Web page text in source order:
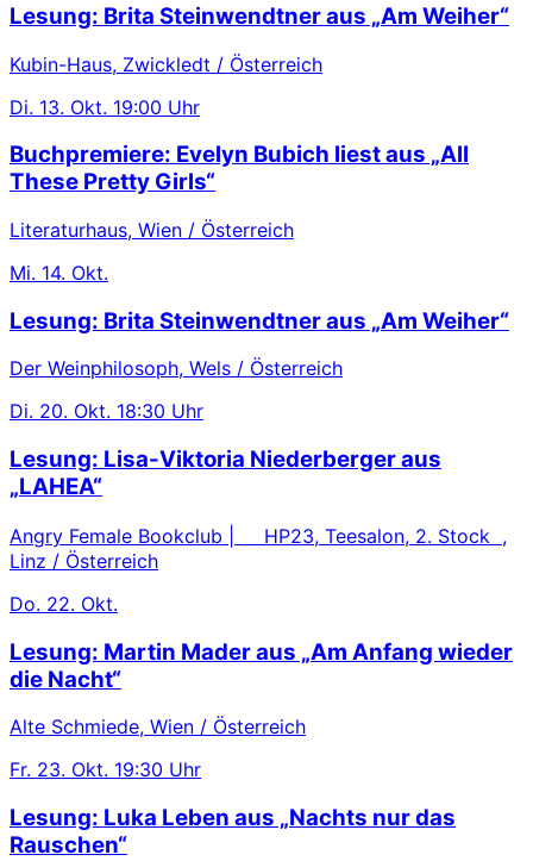
Lesung: Brita Steinwendtner aus „Am Weiher“
Kubin-Haus, Zwickledt / Österreich
Di. 13. Okt. 19:00 Uhr
Buchpremiere: Evelyn Bubich liest aus „All
These Pretty Girls“
Literaturhaus, Wien / Österreich
Mi. 14. Okt.
Lesung: Brita Steinwendtner aus „Am Weiher“
Der Weinphilosoph, Wels / Österreich
Di. 20. Okt. 18:30 Uhr
Lesung: Lisa-Viktoria Niederberger aus
„LAHEA“
Angry Female Bookclub | HP23, Teesalon, 2. Stock ,
Linz / Österreich
Do. 22. Okt.
Lesung: Martin Mader aus „Am Anfang wieder
die Nacht“
Alte Schmiede, Wien / Österreich
Fr. 23. Okt. 19:30 Uhr
Lesung: Luka Leben aus „Nachts nur das
Rauschen“